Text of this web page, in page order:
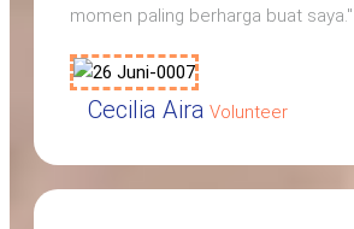
momen paling berharga buat saya."
Cecilia Aira Volunteer